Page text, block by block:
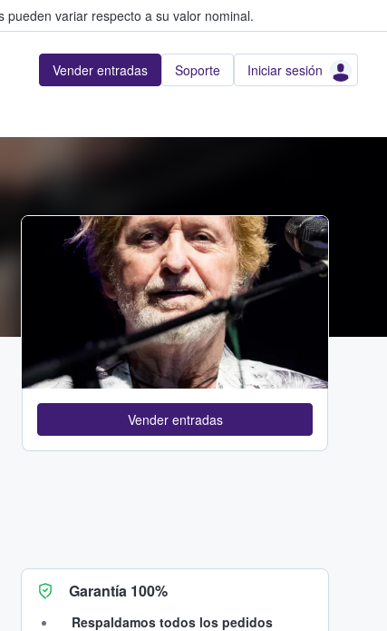
pueden variar respecto a su valor nominal.
Vender entradas Soporte Iniciar sesión
Vender entradas
Garantía 100%
Respaldamos todos los pedidos